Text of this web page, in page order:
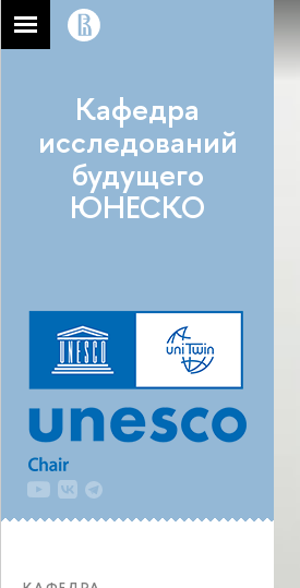
Кафедра
исследований
будущего
ЮНЕСКО